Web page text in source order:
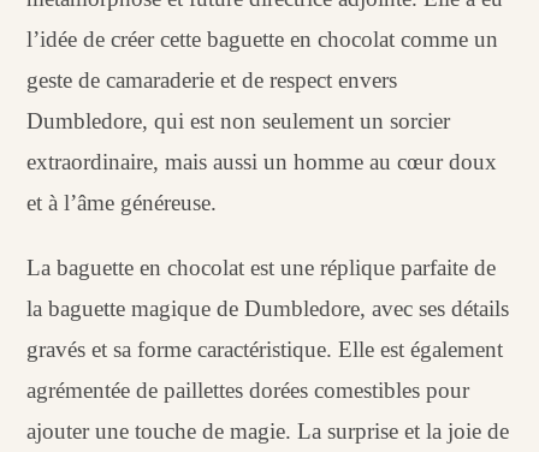
l’idée de créer cette baguette en chocolat comme un
geste de camaraderie et de respect envers
Dumbledore, qui est non seulement un sorcier
extraordinaire, mais aussi un homme au cœur doux
et à l’âme généreuse.
La baguette en chocolat est une réplique parfaite de
la baguette magique de Dumbledore, avec ses détails
gravés et sa forme caractéristique. Elle est également
agrémentée de paillettes dorées comestibles pour
ajouter une touche de magie. La surprise et la joie de